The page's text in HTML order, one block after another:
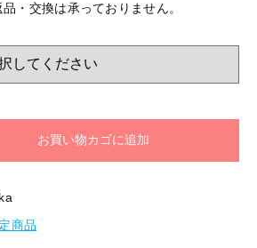
・交換は承っておりません。
お買い物カゴに追加
商品